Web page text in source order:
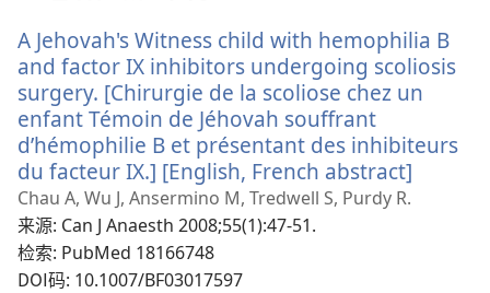
A Jehovah's Witness child with hemophilia B
and factor IX inhibitors undergoing scoliosis
surgery. [Chirurgie de la scoliose chez un
enfant Témoin de Jéhovah souffrant
d’hémophilie B et présentant des inhibiteurs
du facteur IX.] [English, French abstract]
Chau A, Wu J, Ansermino M, Tredwell S, Purdy R.
来源‎: Can J Anaesth 2008;55(1):47-51.
检索‎: PubMed 18166748
DOI码‎: 10.1007/BF03017597